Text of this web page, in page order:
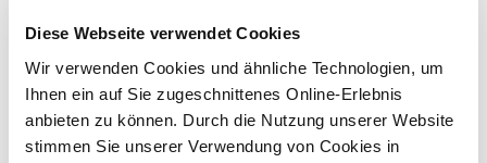
Diese Webseite verwendet Cookies
Wir verwenden Cookies und ähnliche Technologien, um
Ihnen ein auf Sie zugeschnittenes Online-Erlebnis
anbieten zu können. Durch die Nutzung unserer Website
stimmen Sie unserer Verwendung von Cookies in
Pharmaunternehmen, die ein breites Sortiment an RX
Durch modulare Lösungen können die Verpackungen
kosteneffizient und schnell an neue Produkte oder geänderte
regulatorische Vorgaben angepasst werden.